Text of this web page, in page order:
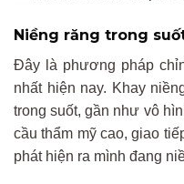
Niềng răng trong
Đây là phương pháp
nhất hiện nay. Khay
trong suốt, gần như vô
cầu thẩm mỹ cao, giao
phát hiện ra mình đang